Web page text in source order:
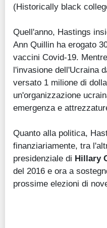
(Historically black
Quell'anno, Hastings
Ann Quillin ha erogato
vaccini Covid-19.
l'invasione dell'Ucraina
versato 1 milione di
un'organizzazione
emergenza e
Quanto alla politica,
finanziariamente, tra
presidenziale di Hillary
del 2016 e ora a
prossime elezioni di